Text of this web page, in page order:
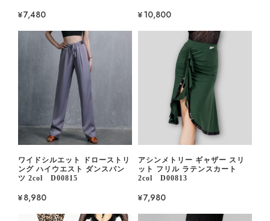
¥7,480 ¥10,800
ワイドシルエット ドローストリ
ング ハイウエスト ダンスパン
ツ 2col D00815
¥8,980
アシンメトリー ギャザー スリ
ット フリル ラテンスカート
2col D00813
¥7,980